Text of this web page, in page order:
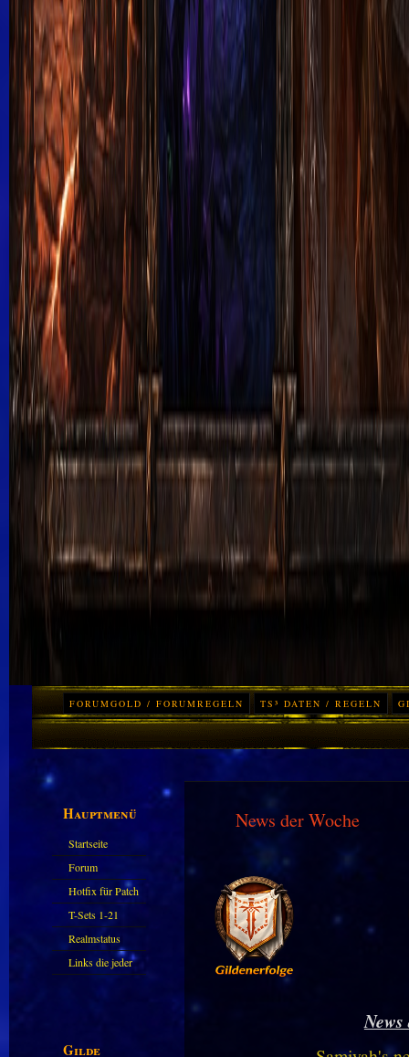
FORUMGOLD / FORUMREGELN TS³ DATEN / REGELN
Hauptmenü
Startseite
Forum
Hotfix für Patch
11.X
T-Sets 1-21
Realmstatus
Links die jeder
Gilde
News der Woche